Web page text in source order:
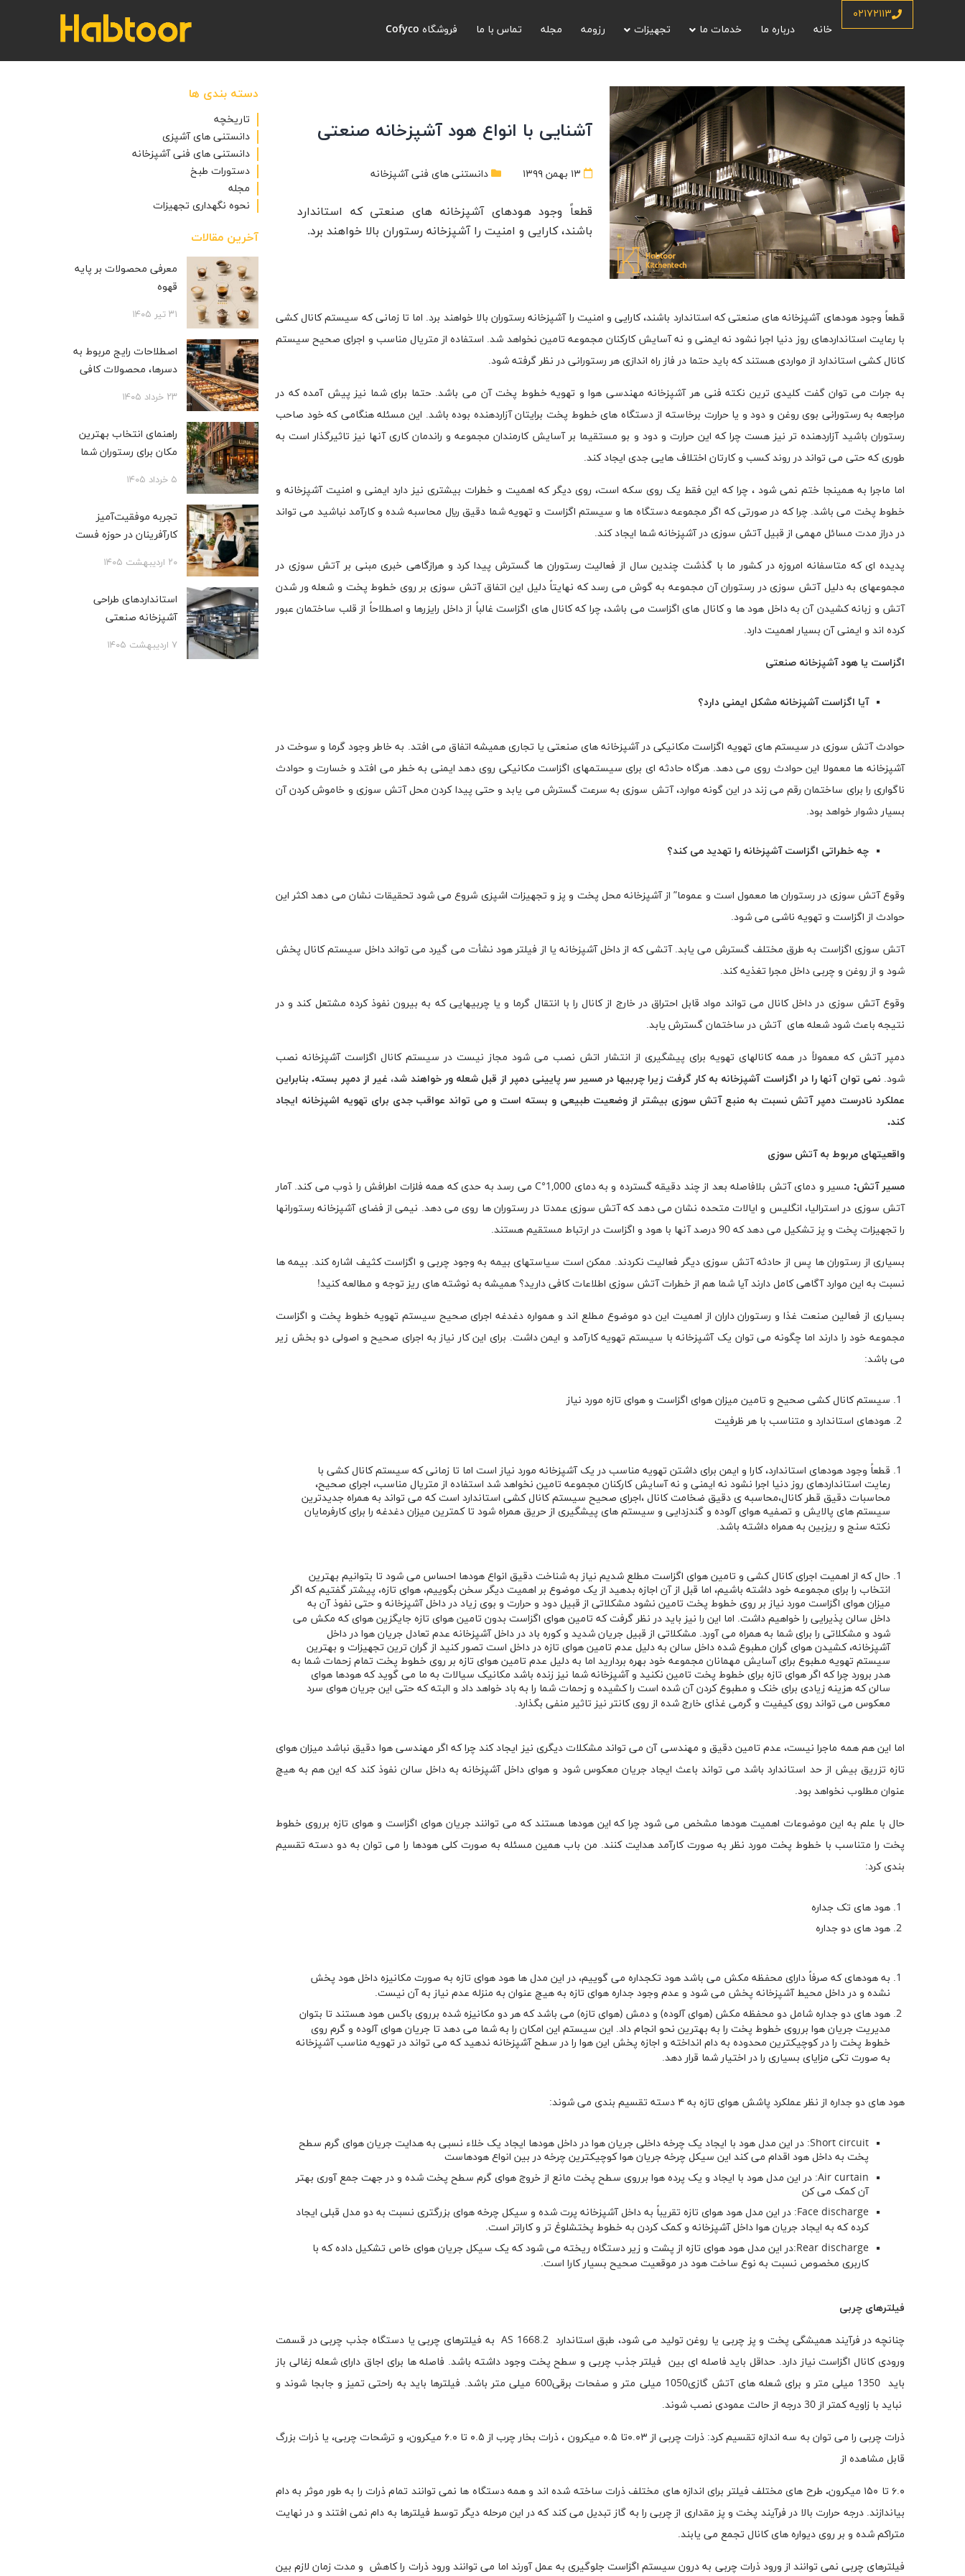
۰۲۱۷۲۱۱۳
خانه
درباره ما خدمات ما تجهیزات رزومه مجله تماس با ما فروشگاه Cofyco
آشنایی با انواع هود آشپزخانه صنعتی
۱۳ بهمن ۱۳۹۹ دانستنی های فنی آشپزخانه
قطعاً وجود هودهای آشپزخانه های صنعتی که استاندارد
باشند، کارایی و امنیت را آشپزخانه رستوران بالا خواهند برد.
قطعاً وجود هودهای آشپزخانه های صنعتی که استاندارد باشند، کارایی و امنیت را آشپزخانه رستوران بالا خواهند برد. اما تا زمانی که سیستم کانال کشی
با رعایت استانداردهای روز دنیا اجرا نشود نه ایمنی و نه آسایش کارکنان مجموعه تامین نخواهد شد. استفاده از متریال مناسب و اجرای صحیح سیستم
کانال کشی استاندارد از مواردی هستند که باید حتما در فاز راه اندازی هر رستورانی در نظر گرفته شود.
به جرات می توان گفت کلیدی ترین نکته فنی هر آشپزخانه مهندسی هوا و تهویه خطوط پخت آن می باشد. حتما برای شما نیز پیش آمده که در
مراجعه به رستورانی بوی روغن و دود و یا حرارت برخاسته از دستگاه های خطوط پخت برایتان آزاردهنده بوده باشد. این مسئله هنگامی که خود صاحب
رستوران باشید آزاردهنده تر نیز هست چرا که این حرارت و دود و بو مستقیما بر آسایش کارمندان مجموعه و راندمان کاری آنها نیز تاثیرگذار است به
طوری که حتی می تواند در روند کسب و کارتان اختلاف هایی جدی ایجاد کند.
اما ماجرا به همینجا ختم نمی شود ، چرا که این فقط یک روی سکه است، روی دیگر که اهمیت و خطرات بیشتری نیز دارد ایمنی و امنیت آشپزخانه و
خطوط پخت می باشد. چرا که در صورتی که اگر مجموعه دستگاه ها و سیستم اگزاست و تهویه شما دقیق ريال محاسبه شده و کارآمد نباشید می تواند
در دراز مدت مسائل مهمی از قبیل آتش سوزی در آشپزخانه شما ایجاد کند.
پدیده ای که متاسفانه امروزه در کشور ما با گذشت چندین سال از فعالیت رستوران ها گسترش پیدا کرد و هرازگاهی خبری مبنی بر آتش سوزی در
مجموعهای به دلیل آتش سوزی در رستوران آن مجموعه به گوش می رسد که نهایتاً دلیل این اتفاق آتش سوزی بر روی خطوط پخت و شعله ور شدن
آتش و زبانه کشیدن آن به داخل هود ها و کانال های اگزاست می باشد، چرا که کانال های اگزاست غالباً از داخل رایزرها و اصطلاحاً از قلب ساختمان عبور
کرده اند و ایمنی آن بسیار اهمیت دارد.
اگزاست یا هود آشپزخانه صنعتی
آیا اگزاست آشپزخانه مشکل ایمنی دارد؟
حوادث آتش سوزی در سیستم های تهویه اگزاست مکانیکی در آشپزخانه های صنعتی یا تجاری همیشه اتفاق می افتد. به خاطر وجود گرما و سوخت در
آشپزخانه ها معمولا این حوادث روی می دهد. هرگاه حادثه ای برای سیستمهای اگزاست مکانیکی روی دهد ایمنی به خطر می افتد و خسارت و حوادث
ناگواری را برای ساختمان رقم می زند در این گونه موارد، آتش سوزی به سرعت گسترش می یابد و حتی پیدا کردن محل آتش سوزی و خاموش کردن آن
بسیار دشوار خواهد بود.
چه خطراتی اگزاست آشپزخانه را تهدید می کند؟
وقوع آتش سوزی در رستوران ها معمول است و عموما” از آشپزخانه محل پخت و پز و تجهیزات اشپزی شروع می شود تحقیقات نشان می دهد اکثر این
حوادث از اگزاست و تهویه ناشی می شود.
آتش سوزی اگزاست به طرق مختلف گسترش می یابد. آتشی که از داخل آشپزخانه یا از فیلتر هود نشأت می گیرد می تواند داخل سیستم کانال پخش
شود و از روغن و چربی داخل مجرا تغذیه کند.
وقوع آتش سوزی در داخل کانال می تواند مواد قابل احتراق در خارج از کانال را با انتقال گرما و یا چربیهایی که به بیرون نفوذ کرده مشتعل کند و در
نتیجه باعث شود شعله های آتش در ساختمان گسترش یابد.
دمپر آتش که معمولاً در همه کانالهای تهویه برای پیشگیری از انتشار اتش نصب می شود مجاز نیست در سیستم کانال اگزاست آشپزخانه نصب
شود. نمی توان آنها را در اگزاست آشپزخانه به کار گرفت زیرا چربیها در مسیر سر پایینی دمپر از قبل شعله ور خواهند شد، غیر از دمپر بسته. بنابراین
عملکرد نادرست دمپر آتش نسبت به منبع آتش سوزی بیشتر از وضعیت طبیعی و بسته است و می تواند عواقب جدی برای تهویه اشپزخانه ایجاد
کند.
واقعیتهای مربوط به آتش سوزی
مسیر آتش:
مسیر و دمای آتش بلافاصله بعد از چند دقیقه گسترده و به دمای 1,000°C می رسد به حدی که همه فلزات اطرافش را ذوب می کند. آمار
آتش سوزی در استرالیا، انگلیس و ایالات متحده نشان می دهد که آتش سوزی عمدتا در رستوران ها روی می دهد. نیمی از فضای آشپزخانه رستورانها
را تجهیزات پخت و پز تشکیل می دهد که 90 درصد آنها با هود و اگزاست در ارتباط مستقیم هستند.
بسیاری از رستوران ها پس از حادثه آتش سوزی دیگر فعالیت نکردند. ممکن است سیاستهای بیمه به وجود چربی و اگزاست کثیف اشاره کند. بیمه ها
نسبت به این موارد آگاهی کامل دارند آیا شما هم از خطرات آتش سوزی اطلاعات کافی دارید؟ همیشه به نوشته های ریز توجه و مطالعه کنید!
بسیاری از فعالین صنعت غذا و رستوران داران از اهمیت این دو موضوع مطلع اند و همواره دغدغه اجرای صحیح سیستم تهویه خطوط پخت و اگزاست
مجموعه خود را دارند اما چگونه می توان یک آشپزخانه با سیستم تهویه کارآمد و ایمن داشت. برای این کار نیاز به اجرای صحیح و اصولی دو بخش زیر
می باشد:
سیستم کانال کشی صحیح و تامین میزان هوای اگزاست و هوای تازه مورد نیاز
هودهای استاندارد و متناسب با هر ظرفیت
قطعاً وجود هودهای استاندارد، کارا و ایمن برای داشتن تهویه مناسب در یک آشپزخانه مورد نیاز است اما تا زمانی که سیستم کانال کشی با
رعایت استانداردهای روز دنیا اجرا نشود نه ایمنی و نه آسایش کارکنان مجموعه تامین نخواهد شد استفاده از متریال مناسب، اجرای صحیح،
محاسبات دقیق قطر کانال،محاسبه ی دقیق ضخامت کانال ،اجرای صحیح سیستم کانال کشی استاندارد است که می تواند به همراه جدیدترین
سیستم های پالایش و تصفیه هوای آلوده و گندزدایی و سیستم های پیشگیری از حریق همراه شود تا کمترین میزان دغدغه را برای کارفرمایان
نکته سنج و ریزبین به همراه داشته باشد.
حال که از اهمیت اجرای کانال کشی و تامین هوای اگزاست مطلع شدیم نیاز به شناخت دقیق انواع هودها احساس می شود تا بتوانیم بهترین
انتخاب را برای مجموعه خود داشته باشیم، اما قبل از آن اجازه بدهید از یک موضوع بر اهمیت دیگر سخن بگوییم، هوای تازه، پیشتر گفتیم که اگر
میزان هوای اگزاست مورد نیاز بر روی خطوط پخت تامین نشود مشکلاتی از قبیل دود و حرارت و بوی زیاد در داخل آشپزخانه و حتی نفوذ آن به
داخل سالن پذیرایی را خواهیم داشت. اما این را نیز باید در نظر گرفت که تامین هوای اگزاست بدون تامین هوای تازه جایگزین هوای که مکش می
شود و مشکلاتی را برای شما به همراه می آورد. مشکلاتی از قبیل جریان شدید و کوره باد در داخل آشپزخانه عدم تعادل جریان هوا در داخل
آشپزخانه، کشیدن هوای گران مطبوع شده داخل سالن به دلیل عدم تامین هوای تازه در داخل است تصور کنید از گران ترین تجهیزات و بهترین
سیستم تهویه مطبوع برای آسایش مهمانان مجموعه خود بهره بردارید اما به دلیل عدم تامین هوای تازه بر روی خطوط پخت تمام زحمات شما به
هدر برورد چرا که اگر هوای تازه برای خطوط پخت تامین نکنید و آشپزخانه شما نیز زنده باشد مکانیک سیالات به ما می گوید که هودها هوای
سالن که هزینه زیادی برای خنک و مطبوع کردن آن شده است را کشیده و زحمات شما را به باد خواهد داد و البته که حتی این جریان هوای سرد
معکوس می تواند روی کیفیت و گرمی غذای خارج شده از روی کانتر نیز تاثیر منفی بگذارد.
اما این هم همه ماجرا نیست، عدم تامین دقیق و مهندسی آن می تواند مشکلات دیگری نیز ایجاد کند چرا که اگر مهندسی هوا دقیق نباشد میزان هوای
تازه تزریق بیش از حد استاندارد باشد می تواند باعث ایجاد جریان معکوس شود و هوای داخل آشپزخانه به داخل سالن نفوذ کند که این هم به هیچ
عنوان مطلوب نخواهد بود.
حال با علم به این موضوعات اهمیت هودها مشخص می شود چرا که این هودها هستند که می توانند جریان هوای اگزاست و هوای تازه برروی خطوط
پخت را متناسب با خطوط پخت مورد نظر به صورت کارآمد هدایت کنند. من باب همین مسئله به صورت کلی هودها را می توان به دو دسته تقسیم
بندی کرد:
هود های تک جداره
هود های دو جداره
به هودهای که صرفاً دارای محفظه مکش می باشد هود تکجداره می گوییم، در این مدل ها هود هوای تازه به صورت مکانیزه داخل هود پخش
نشده و در داخل محیط آشپزخانه پخش می شود و عدم وجود جداره هوای تازه به هیچ عنوان به منزله عدم نیاز به آن نیست.
هود های دو جداره شامل دو محفظه مکش (هوای آلوده) و دمش (هوای تازه) می باشد که هر دو مکانیزه شده برروی باکس هود هستند تا بتوان
مدیریت جریان هوا برروی خطوط پخت را به بهترین نحو انجام داد. این سیستم این امکان را به شما می دهد تا جریان هوای آلوده و گرم روی
خطوط پخت را در کوچیکترین محدوده به دام انداخته و اجازه پخش این هوا را در سطح آشپزخانه ندهید که می تواند در تهویه مناسب آشپزخانه
به صورت تکی مزایای بسیاری را در اختیار شما قرار دهد.
هود های دو جداره از نظر عملکرد پاشش هوای تازه به ۴ دسته تقسیم بندی می شوند:
Short circuit: در این مدل هود با ایجاد یک چرخه داخلی جریان هوا در داخل هودها ایجاد یک خلاء نسبی به هدایت جریان هوای گرم سطح
پخت به داخل هود اقدام می کند این سیکل چرخه جریان هوا کوچیکترین چرخه در بین انواع هودهاست
Air curtain: در این مدل هود با ایجاد و یک پرده هوا برروی سطح پخت مانع از خروج هوای گرم سطح پخت شده و در جهت جمع آوری بهتر
آن کمک می کن
Face discharge: در این مدل هود هوای تازه تقریباً به داخل آشپزخانه پرت شده و سیکل چرخه هوای بزرگتری نسبت به دو مدل قبلی ایجاد
کرده که به ایجاد جریان هوا داخل آشپزخانه و کمک کردن به خطوط پختشلوغ تر و کاراتر است.
Rear discharge:در این مدل هود هوای تازه از پشت و زیر دستگاه ریخته می شود که یک سیکل جریان هوای خاص تشکیل داده که با
کاربری مخصوص نسبت به نوع ساخت هود در موقعیت صحیح بسیار کارا است.
فیلترهای چربی
چنانچه در فرآیند همیشگی پخت و پز چربی یا روغن تولید می شود، طبق استاندارد AS 1668.2 به فیلترهای چربی یا دستگاه جذب چربی در قسمت
ورودی کانال اگزاست نیاز دارد. حداقل باید فاصله ای بین فیلتر جذب چربی و سطح پخت وجود داشته باشد. فاصله ها برای اجاق دارای شعله زغالی باز
باید 1350 میلی متر و برای شعله های آتش گازی1050 میلی متر و صفحات برقی600 میلی متر باشد. فیلترها باید به راحتی تمیز و جابجا شوند و
نباید با زاویه کمتر از 30 درجه از حالت عمودی نصب شوند.
ذرات چربی را می توان به سه اندازه تقسیم کرد: ذرات چربی از ۰.۰۳تا ۰.۵ میکرون ، ذرات بخار چرب از ۰.۵ تا ۶.۰ میکرون، و ترشحات چربی، یا ذرات بزرگ
قابل مشاهده از
۶.۰ تا ۱۵۰ میکرون . طرح های مختلف فیلتر برای اندازه های مختلف ذرات ساخته شده اند و همه دستگاه ها نمی توانند تمام ذرات را به طور موثر به دام
بیاندازند. درجه حرارت بالا در فرآیند پخت و پز مقداری از چربی را به گاز تبدیل می کند که در این مرحله دیگر توسط فیلترها به دام نمی افتند و در نهایت
متراکم شده و بر روی دیواره های کانال تجمع می یابند.
فیلترهای چربی نمی توانند از ورود ذرات چربی به درون سیستم اگزاست جلوگیری به عمل آورند اما می توانند ورود ذرات را کاهش و مدت زمان لازم بین
دسته بندی ها
تاریخچه
دانستنی های آشپزی
دانستنی های فنی آشپزخانه
دستورات طبخ
مجله
نحوه نگهداری تجهیزات
آخرین مقالات
معرفی محصولات بر پایه
قهوه
۳۱ تیر ۱۴۰۵
اصطلاحات رایج مربوط به
دسرها، محصولات کافی
۲۳ خرداد ۱۴۰۵
راهنمای انتخاب بهترین
مکان برای رستوران شما
۵ خرداد ۱۴۰۵
تجربه موفقیت‌آمیز
کارآفرینان در حوزه فست
۲۰ اردیبهشت ۱۴۰۵
استانداردهای طراحی
آشپزخانه صنعتی
۷ اردیبهشت ۱۴۰۵